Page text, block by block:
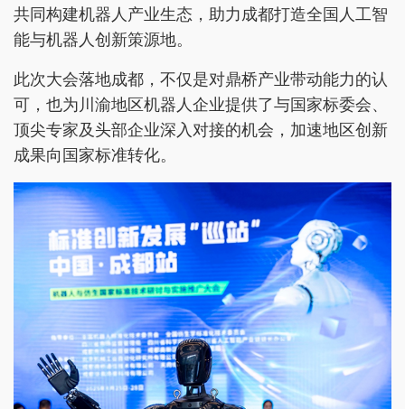
共同构建机器人产业生态，助力成都打造全国人工智
能与机器人创新策源地。
此次大会落地成都，不仅是对鼎桥产业带动能力的认
可，也为川渝地区机器人企业提供了与国家标委会、
顶尖专家及头部企业深入对接的机会，加速地区创新
成果向国家标准转化。